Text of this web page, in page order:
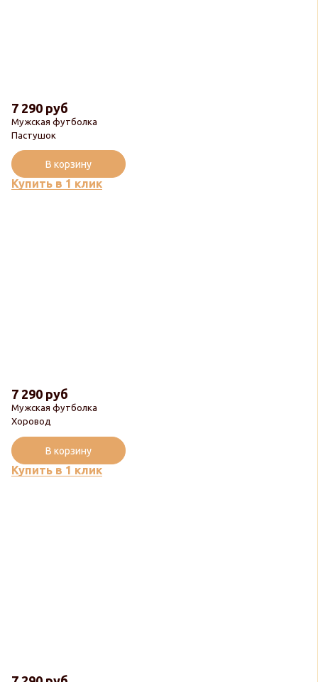
Мужская футболка
Пастушок
7 290 руб
Купить в 1 клик
В корзину
Мужская футболка
Хоровод
7 290 руб
Купить в 1 клик
В корзину